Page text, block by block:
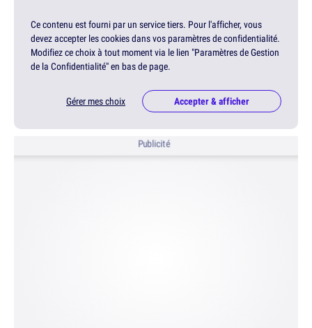
Ce contenu est fourni par un service tiers. Pour l'afficher, vous
devez accepter les cookies dans vos paramètres de confidentialité.
Modifiez ce choix à tout moment via le lien "Paramètres de Gestion
de la Confidentialité" en bas de page.
Gérer mes choix Accepter & afficher
Publicité